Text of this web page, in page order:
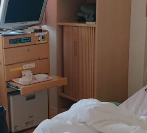
は
ど
ん
な
と
こ
ろ？
田
市
立
病
院